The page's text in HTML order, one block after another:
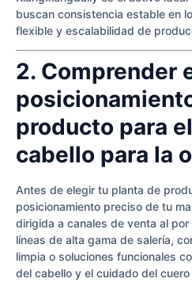
buscan consistencia estable en
flexible y escalabilidad de
2. Comprender
producto para
cabello para la
Antes de elegir tu planta de
posicionamiento preciso de tu
dirigida a canales de venta al
líneas de alta gama de salería,
limpia o soluciones funcionales
del cabello y el cuidado del